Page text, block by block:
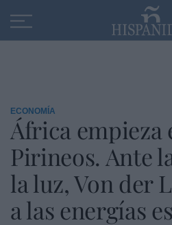
ECONOMÍA
África empieza
Pirineos. Ante
la luz, Von der
a las energías